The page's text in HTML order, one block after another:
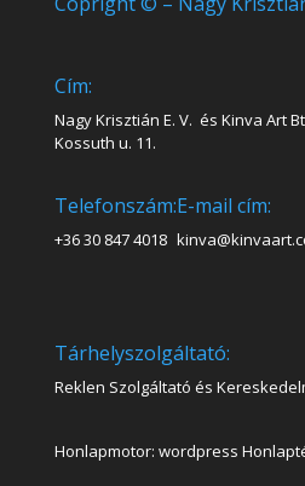
Cím:
Nagy Krisztián E. V. és Kinva Art
Kossuth u. 11.
Telefonszám:
+36 30 847 4018
E-mail cím:
Tárhelyszolgáltató:
Reklen Szolgáltató és
Honlapmotor: wordpress